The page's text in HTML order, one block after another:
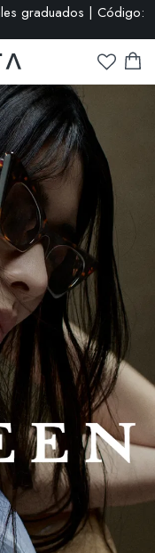
graduados | Código: